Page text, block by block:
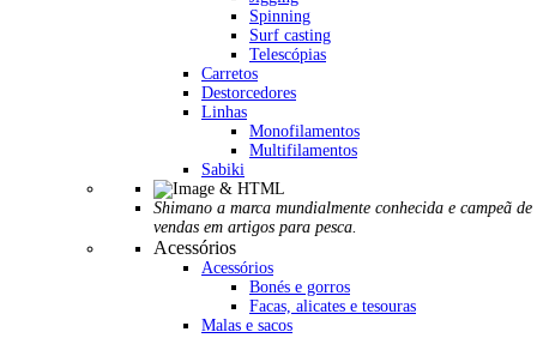
Spinning
Surf casting
Telescópias
Carretos
Destorcedores
Linhas
Monofilamentos
Multifilamentos
Sabiki
Shimano a marca mundialmente conhecida e campeã de
vendas em artigos para pesca.
Acessórios
Acessórios
Bonés e gorros
Facas, alicates e tesouras
Malas e sacos